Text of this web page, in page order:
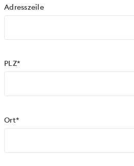
Adresszeile
PLZ*
Ort*